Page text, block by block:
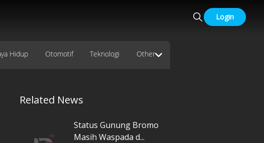
Login
Hidup Otomotif Teknologi Other
Related News
Status Gunung Bromo
Masih Waspada d...